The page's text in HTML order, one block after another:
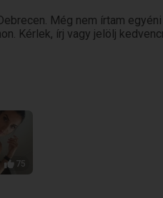
Még nem írtam
Kérlek, írj vagy jelölj
75